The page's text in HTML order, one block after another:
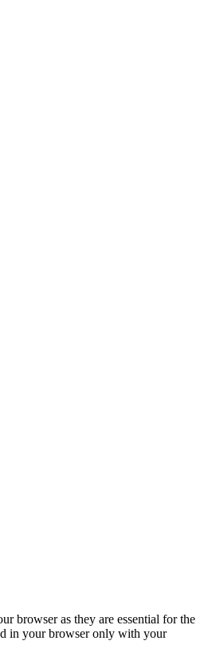
browser as they are essential for the
in your browser only with your